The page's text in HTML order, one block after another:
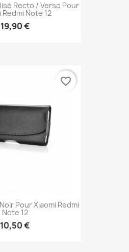
Recto / Verso Pour
Redmi Note 12
19,90 €
Pour Xiaomi Redmi
Note 12
10,50 €
favorite_border